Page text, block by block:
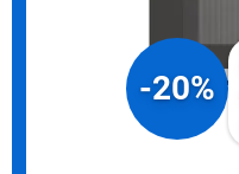
-20%